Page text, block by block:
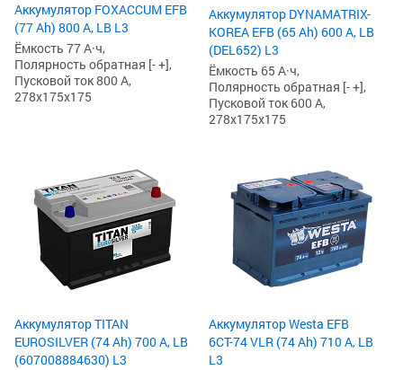
Аккумулятор FOXACCUM EFB
(77 Ah) 800 А, LB L3
Ёмкость 77 А·ч,
Полярность обратная [- +],
Пусковой ток 800 А,
278x175x175
Аккумулятор DYNAMATRIX-
KOREA EFB (65 Ah) 600 А, LB
(DEL652) L3
Ёмкость 65 А·ч,
Полярность обратная [- +],
Пусковой ток 600 А,
278x175x175
Аккумулятор TITAN
EUROSILVER (74 Ah) 700 А, LB
(607008884630) L3
Аккумулятор Westa EFB
6СТ-74 VLR (74 Ah) 710 А, LB
L3